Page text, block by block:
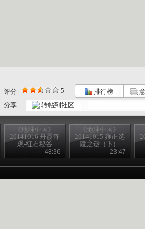
评分 5 排行榜
分享
转帖到社区
《地理中国》
20141016 丹霞奇
观-红石秘谷
48:36
《地理中国》
20141015 雍正选
陵之谜（下）
23:47